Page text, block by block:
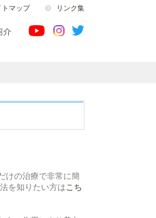
トマップ リンク集
けの治療で非常に簡
を知りたい方はこち